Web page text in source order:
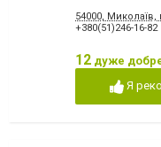
54000,
+380(51)246-16-82
12 дуже
Я